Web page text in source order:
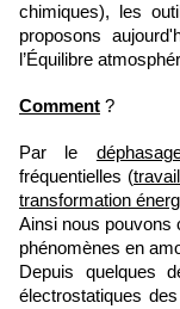
chimiques), les
proposons
l’Équilibre
Comment ?
Par le
fréquentielles (
transformation
Ainsi nous pouvons
phénomènes en
Depuis quelques
électrostatiques